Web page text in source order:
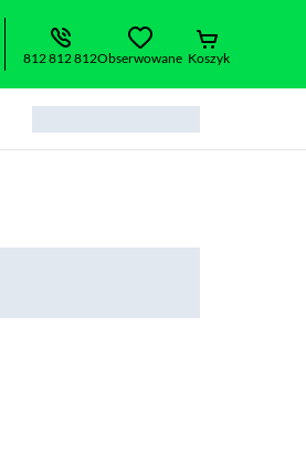
812 812 812Obserwowane Koszyk